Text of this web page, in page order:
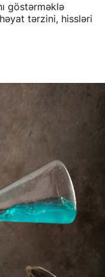
göstərməklə
tərzini, hissləri